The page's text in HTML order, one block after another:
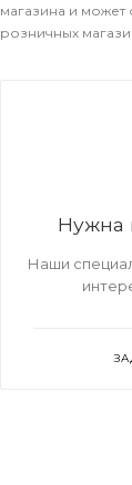
магазина и может
розничных
Нужна
Наши